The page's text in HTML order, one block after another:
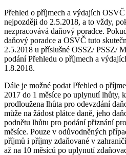
Přehled o příjmech a výdajích
nejpozději do 2.5.2018, a to vždy,
nezpracovává daňový poradce.
daňový poradce a OSVČ tuto
2.5.2018 u příslušné OSSZ/ PSSZ/
podání Přehledu o příjmech a
1.8.2018.
Dále je možné podat Přehled o
2017 do 1 měsíce po uplynutí lhůty,
prodloužena lhůta pro odevzdání
může na žádost plátce daně, jeho
podnětu lhůtu pro podání přiznání
měsíce. Pouze v odůvodněných
příjmů i příjmy zdaňované v
až na 10 měsíců po uplynutí